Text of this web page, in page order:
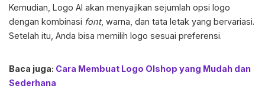
Kemudian, Logo AI akan menyajikan sejumlah opsi logo
dengan kombinasi font, warna, dan tata letak yang bervariasi.
Setelah itu, Anda bisa memilih logo sesuai preferensi.
Baca juga: Cara Membuat Logo Olshop yang Mudah dan
Sederhana